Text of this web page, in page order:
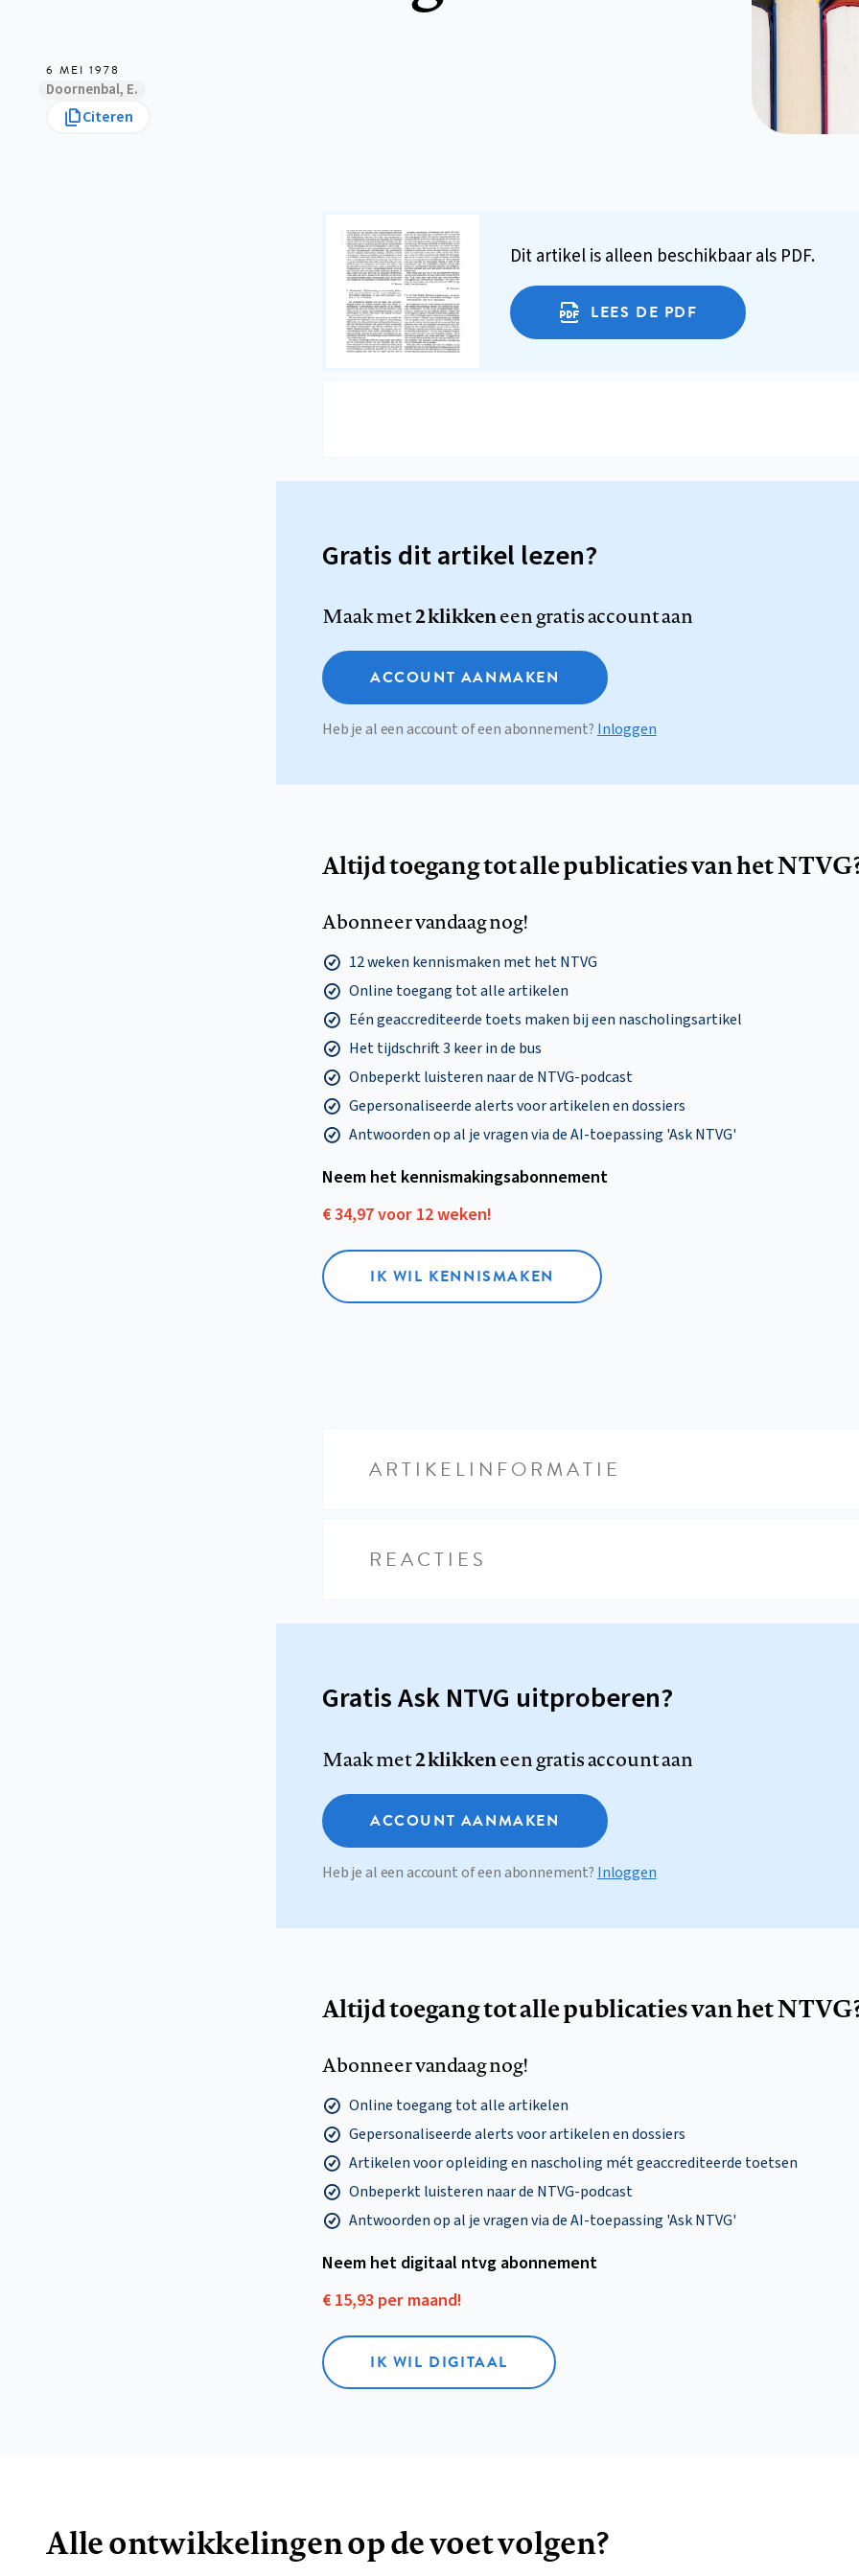
6 MEI 1978
Doornenbal, E.
Citeren
Dit artikel is alleen beschikbaar als PDF.
LEES DE PDF
Gratis dit artikel lezen?
Maak met2 klikkeneen gratis account aan
ACCOUNT AANMAKEN
Heb je al een account of een abonnement? Inloggen
Altijd toegang tot alle publicaties van het
Abonneer vandaag nog!
12 weken kennismaken met het NTVG
Online toegang tot alle artikelen
Eén geaccrediteerde toets maken bij een nascholingsartikel
Het tijdschrift 3 keer in de bus
Onbeperkt luisteren naar de NTVG-podcast
Gepersonaliseerde alerts voor artikelen en dossiers
Antwoorden op al je vragen via de AI-toepassing 'Ask NTVG'
Neem het kennismakings­abonnement
€ 34,97 voor 12 weken!
IK WIL KENNISMAKEN
ARTIKELINFORMATIE
REACTIES
Gratis Ask NTVG uitproberen?
Maak met2 klikkeneen gratis account aan
ACCOUNT AANMAKEN
Heb je al een account of een abonnement? Inloggen
Altijd toegang tot alle publicaties van het
Abonneer vandaag nog!
Online toegang tot alle artikelen
Gepersonaliseerde alerts voor artikelen en dossiers
Artikelen voor opleiding en nascholing mét geaccrediteerde toetsen
Onbeperkt luisteren naar de NTVG-podcast
Antwoorden op al je vragen via de AI-toepassing 'Ask NTVG'
Neem het digitaal ntvg abonnement
€ 15,93 per maand!
IK WIL DIGITAAL
Alle ontwikkelingen op de voet volgen?